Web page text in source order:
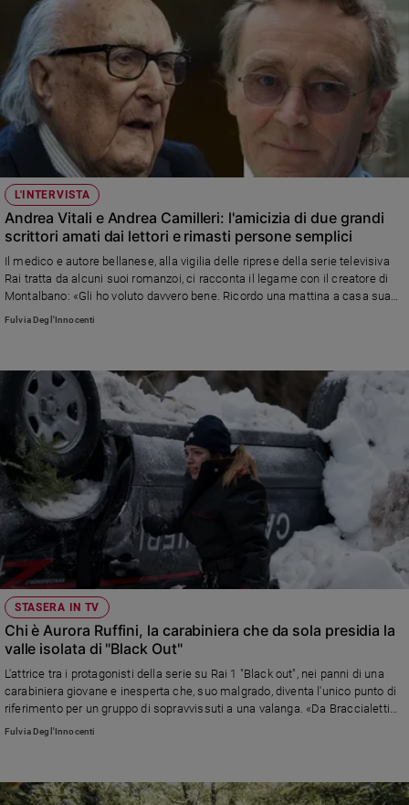
L'INTERVISTA
Andrea Vitali e Andrea Camilleri: l'amicizia di due grandi
scrittori amati dai lettori e rimasti persone semplici
Il medico e autore bellanese, alla vigilia delle riprese della serie televisiva
Rai tratta da alcuni suoi romanzoi, ci racconta il legame con il creatore di
Montalbano: «Gli ho voluto davvero bene. Ricordo una mattina a casa sua
tra chiacchiere e caffé, era un piacere starlo ad ascoltare»
Fulvia Degl'Innocenti
STASERA IN TV
Chi è Aurora Ruffini, la carabiniera che da sola presidia la
valle isolata di "Black Out"
L'attrice tra i protagonisti della serie su Rai 1 "Black out", nei panni di una
carabiniera giovane e inesperta che, suo malgrado, diventa l'unico punto di
riferimento per un gruppo di sopravvissuti a una valanga. «Da Braccialetti
rossi a Chiara Lubich, finalmente con questo ruolo in divisa ho potuto
Fulvia Degl'Innocenti